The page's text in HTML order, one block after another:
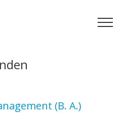
(B. A.)